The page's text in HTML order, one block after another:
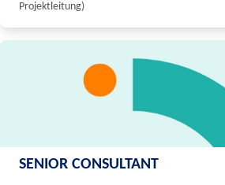
Projektleitung)
SENIOR CONSULTANT